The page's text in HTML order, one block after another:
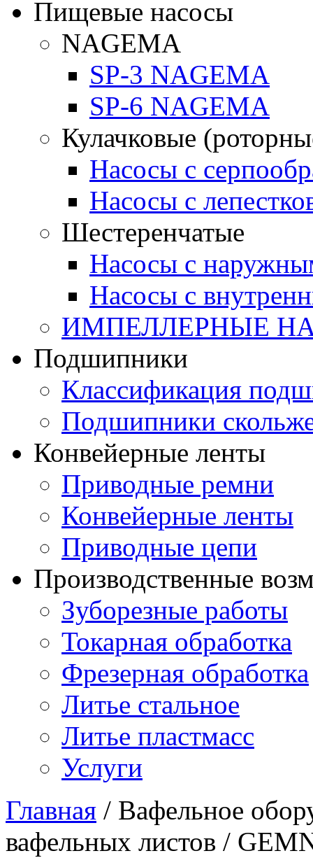
Пищевые насосы
NAGEMA
SP-3 NAGEMA
SP-6 NAGEMA
Кулачковые
Насосы с
Насосы с
Шестеренчатые
Насосы с
Насосы с
ИМПЕЛЛЕРНЫЕ
Подшипники
Классификация
Подшипники
Конвейерные ленты
Приводные ремни
Конвейерные ленты
Приводные цепи
Производственные
Зуборезные работы
Токарная обработка
Фрезерная обработка
Литье стальное
Литье пластмасс
Услуги
Главная / Вафельное
вафельных листов /